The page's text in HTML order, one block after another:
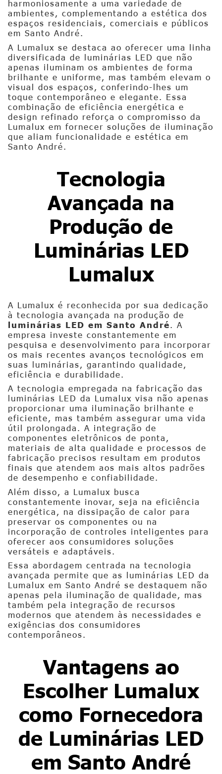
harmoniosamente a uma variedade de
ambientes, complementando a estética dos
espaços residenciais, comerciais e públicos
em Santo André.
A Lumalux se destaca ao oferecer uma linha
diversificada de luminárias LED que não
apenas iluminam os ambientes de forma
brilhante e uniforme, mas também elevam o
visual dos espaços, conferindo-lhes um
toque contemporâneo e elegante. Essa
combinação de eficiência energética e
design refinado reforça o compromisso da
Lumalux em fornecer soluções de iluminação
que aliam funcionalidade e estética em
Santo André.
Tecnologia
Avançada na
Produção de
Luminárias LED
Lumalux
A Lumalux é reconhecida por sua dedicação
à tecnologia avançada na produção de
luminárias LED em Santo André. A
empresa investe constantemente em
pesquisa e desenvolvimento para incorporar
os mais recentes avanços tecnológicos em
suas luminárias, garantindo qualidade,
eficiência e durabilidade.
A tecnologia empregada na fabricação das
luminárias LED da Lumalux visa não apenas
proporcionar uma iluminação brilhante e
eficiente, mas também assegurar uma vida
útil prolongada. A integração de
componentes eletrônicos de ponta,
materiais de alta qualidade e processos de
fabricação precisos resultam em produtos
finais que atendem aos mais altos padrões
de desempenho e confiabilidade.
Além disso, a Lumalux busca
constantemente inovar, seja na eficiência
energética, na dissipação de calor para
preservar os componentes ou na
incorporação de controles inteligentes para
oferecer aos consumidores soluções
versáteis e adaptáveis.
Essa abordagem centrada na tecnologia
avançada permite que as luminárias LED da
Lumalux em Santo André se destaquem não
apenas pela iluminação de qualidade, mas
também pela integração de recursos
modernos que atendem às necessidades e
exigências dos consumidores
contemporâneos.
Vantagens ao
Escolher Lumalux
como Fornecedora
de Luminárias LED
em Santo André